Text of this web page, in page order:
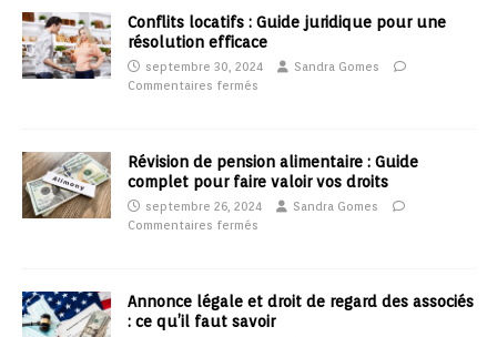
Conflits locatifs : Guide juridique pour une
résolution efficace
septembre 30, 2024
Sandra Gomes
Commentaires fermés
Révision de pension alimentaire : Guide
complet pour faire valoir vos droits
septembre 26, 2024
Sandra Gomes
Commentaires fermés
Annonce légale et droit de regard des associés
: ce qu’il faut savoir